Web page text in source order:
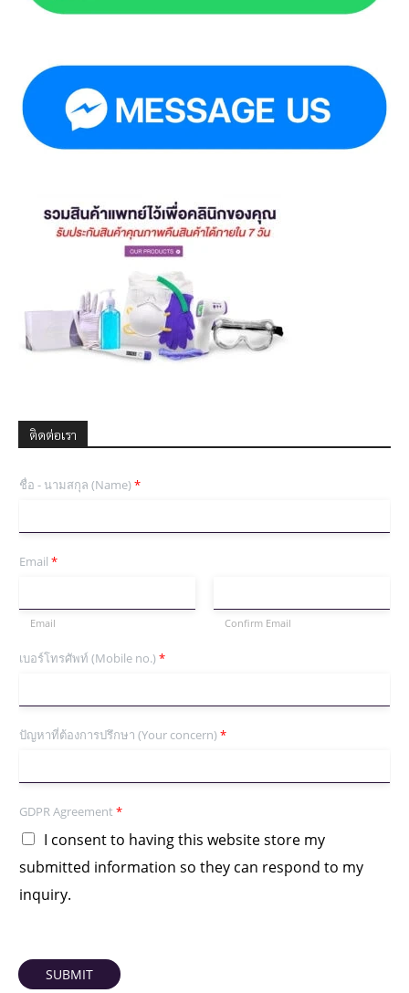
ติดต่อเรา
ชื่อ - นามสกุล (Name)*
Email *
Email Confirm Email
เบอร์โทรศัพท์ (Mobile no.)*
ปัญหาที่ต้องการปรึกษา (Your concern)*
GDPR Agreement *
I consent to having this website store my
submitted information so they can respond to my
inquiry.
SUBMIT